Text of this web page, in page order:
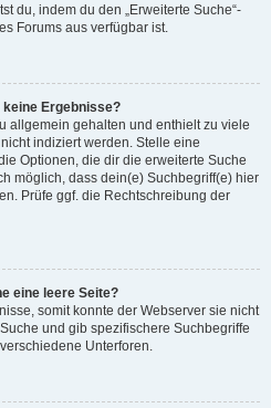
du, indem du den „Erweiterte Suche“-
Forums aus verfügbar ist.
Ergebnisse?
allgemein gehalten und enthielt zu viele
indiziert werden. Stelle eine
Optionen, die dir die erweiterte Suche
möglich, dass dein(e) Suchbegriff(e) hier
Prüfe ggf. die Rechtschreibung der
eine leere Seite?
somit konnte der Webserver sie nicht
und gib spezifischere Suchbegriffe
Unterforen.